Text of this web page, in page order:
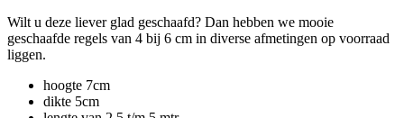
Wilt u deze liever glad geschaafd? Dan hebben we mooie
geschaafde regels van 4 bij 6 cm in diverse afmetingen op voorraad
liggen.
hoogte 7cm
dikte 5cm